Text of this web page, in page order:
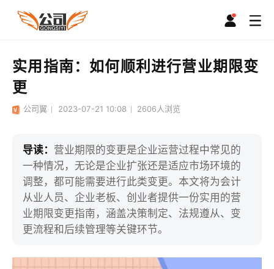
实用指南：如何顺利进行营业期限变
更
公司翼 2023-07-21 10:08 2606人浏览
导读： 营业期限的变更是企业运营过程中常见的
一种情况，无论是企业扩张还是适应市场环境的
调整，都可能需要进行此类变更。本文将为会计
从业人员、企业老板、创业者提供一份实用的营
业期限变更指南，涵盖决策制定、法规遵从、变
更流程和后续管理等关键环节。